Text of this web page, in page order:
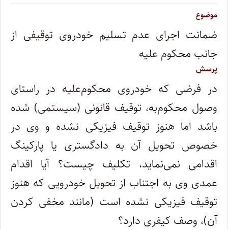
موضوع
ضمانت اجرای عدم تسلیم خودروی توقیفی از
جانب محکوم علیه
پرسش
در فرضی که خودروی محکوم‌علیه در راستای
وصول محکوم‌به، توقیف قانونی (سیستمی) شده
باشد اما هنوز توقیف فیزیکی نشده و وی در
خصوص تحویل آن به دادگستری یا پارکینگ
اقدامی نمی‌نماید، تکلیف چیست؟ آیا اقدام
عمدی وی به اجتناب از تحویل خودرویی که هنوز
توقیف فیزیکی نشده است (مانند مخفی کردن
آن)، وصف کیفری دارد؟